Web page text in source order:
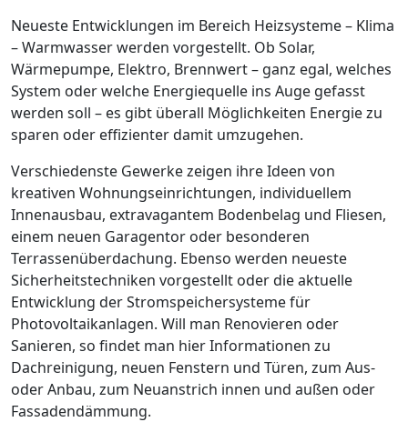
Neueste Entwicklungen im Bereich Heizsysteme – Klima
– Warmwasser werden vorgestellt. Ob Solar,
Wärmepumpe, Elektro, Brennwert – ganz egal, welches
System oder welche Energiequelle ins Auge gefasst
werden soll – es gibt überall Möglichkeiten Energie zu
sparen oder effizienter damit umzugehen.
Verschiedenste Gewerke zeigen ihre Ideen von
kreativen Wohnungseinrichtungen, individuellem
Innenausbau, extravagantem Bodenbelag und Fliesen,
einem neuen Garagentor oder besonderen
Terrassenüberdachung. Ebenso werden neueste
Sicherheitstechniken vorgestellt oder die aktuelle
Entwicklung der Stromspeichersysteme für
Photovoltaikanlagen. Will man Renovieren oder
Sanieren, so findet man hier Informationen zu
Dachreinigung, neuen Fenstern und Türen, zum Aus-
oder Anbau, zum Neuanstrich innen und außen oder
Fassadendämmung.